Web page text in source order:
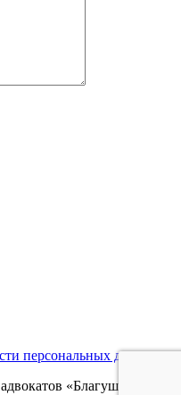
персональных данных
«Благушина и